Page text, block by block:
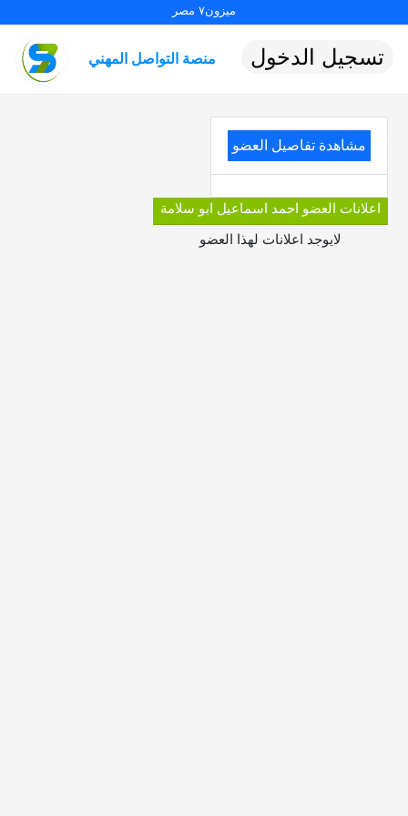
ميزون٧ مصر
منصة التواصل المهني تسجيل الدخول
مشاهدة تفاصيل العضو
اعلانات العضو احمد اسماعيل ابو سلامة
لايوجد اعلانات لهذا العضو